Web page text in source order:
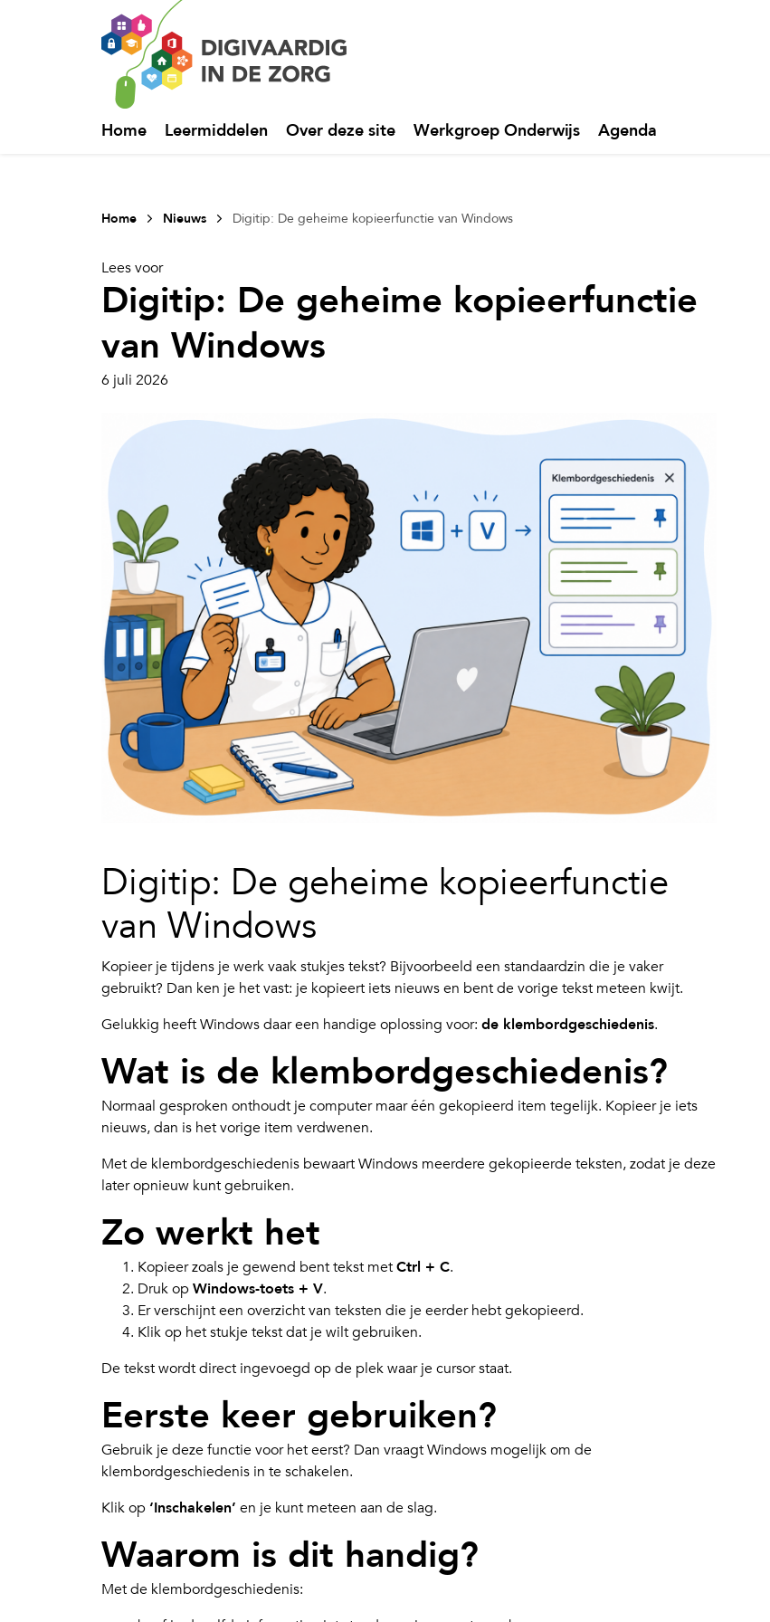
Home Leermiddelen Over deze site Werkgroep Onderwijs Agenda
Home Nieuws Digitip: De geheime kopieerfunctie van Windows
Lees voor
Digitip: De geheime kopieerfunctie
van Windows
6 juli 2026
Digitip: De geheime kopieerfunctie
van Windows
Kopieer je tijdens je werk vaak stukjes tekst? Bijvoorbeeld een standaardzin die je vaker
gebruikt? Dan ken je het vast: je kopieert iets nieuws en bent de vorige tekst meteen kwijt.
Gelukkig heeft Windows daar een handige oplossing voor: de klembordgeschiedenis.
Wat is de klembordgeschiedenis?
Normaal gesproken onthoudt je computer maar één gekopieerd item tegelijk. Kopieer je iets
nieuws, dan is het vorige item verdwenen.
Met de klembordgeschiedenis bewaart Windows meerdere gekopieerde teksten, zodat je deze
later opnieuw kunt gebruiken.
Zo werkt het
Kopieer zoals je gewend bent tekst metCtrl + C.
Druk op Windows-toets + V.
Er verschijnt een overzicht van teksten die je eerder hebt gekopieerd.
Klik op het stukje tekst dat je wilt gebruiken.
De tekst wordt direct ingevoegd op de plek waar je cursor staat.
Eerste keer gebruiken?
Gebruik je deze functie voor het eerst? Dan vraagt Windows mogelijk om de
klembordgeschiedenis in te schakelen.
Klik op ‘Inschakelen’ en je kunt meteen aan de slag.
Waarom is dit handig?
Met de klembordgeschiedenis: